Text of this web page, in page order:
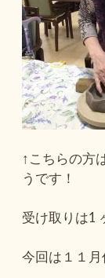
↑こちらの方
うです！
受け取りは1
今回は１１